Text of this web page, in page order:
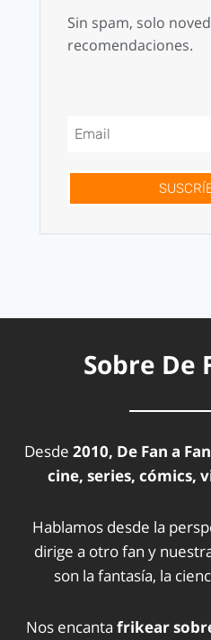
Sin spam, solo
recomendaciones.
Sobre De
Desde 2010, De Fan a Fan
cine, series, cómics,
Hablamos desde la
dirige a otro fan y
son la fantasía, la
Nos encanta frikear